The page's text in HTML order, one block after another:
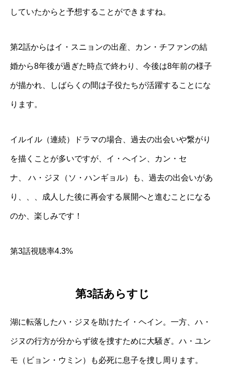
していたからと予想することができますね。
第2話からはイ・スニョンの出産、カン・チファンの結
婚から8年後が過ぎた時点で終わり、今後は8年前の様子
が描かれ、しばらくの間は子役たちが活躍することにな
ります。
イルイル（連続）ドラマの場合、過去の出会いや繋がり
を描くことが多いですが、イ・へイン、カン・セ
ナ、 ハ・ジヌ（ソ・ハンギョル）も、過去の出会いがあ
り、、、成人した後に再会する展開へと進むことになる
のか、楽しみです！
第3話視聴率4.3%
第3話あらすじ
湖に転落したハ・ジヌを助けたイ・ヘイン。一方、ハ・
ジヌの行方が分からず彼を捜すために大騒ぎ。ハ・ユン
モ（ビョン・ウミン）も必死に息子を捜し周ります。